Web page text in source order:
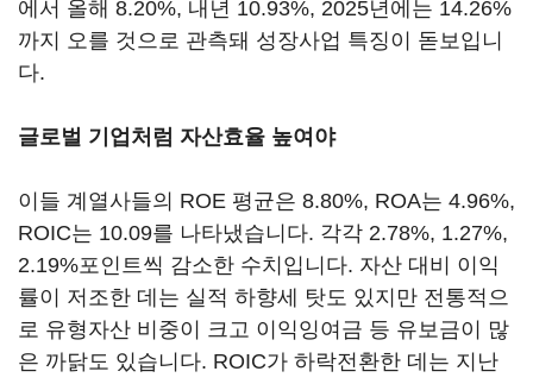
에서 올해 8.20%, 내년 10.93%, 2025년에는 14.26%
까지 오를 것으로 관측돼 성장사업 특징이 돋보입니
다.
글로벌 기업처럼 자산효율 높여야
이들 계열사들의 ROE 평균은 8.80%, ROA는 4.96%,
ROIC는 10.09를 나타냈습니다. 각각 2.78%, 1.27%,
2.19%포인트씩 감소한 수치입니다. 자산 대비 이익
률이 저조한 데는 실적 하향세 탓도 있지만 전통적으
로 유형자산 비중이 크고 이익잉여금 등 유보금이 많
은 까닭도 있습니다. ROIC가 하락전환한 데는 지난